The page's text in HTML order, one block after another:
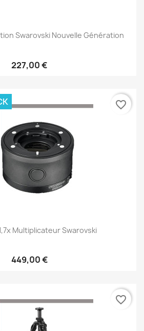
Swarovski Nouvelle Génération
227,00 €
Multiplicateur Swarovski
449,00 €
favorite_border
favorite_border